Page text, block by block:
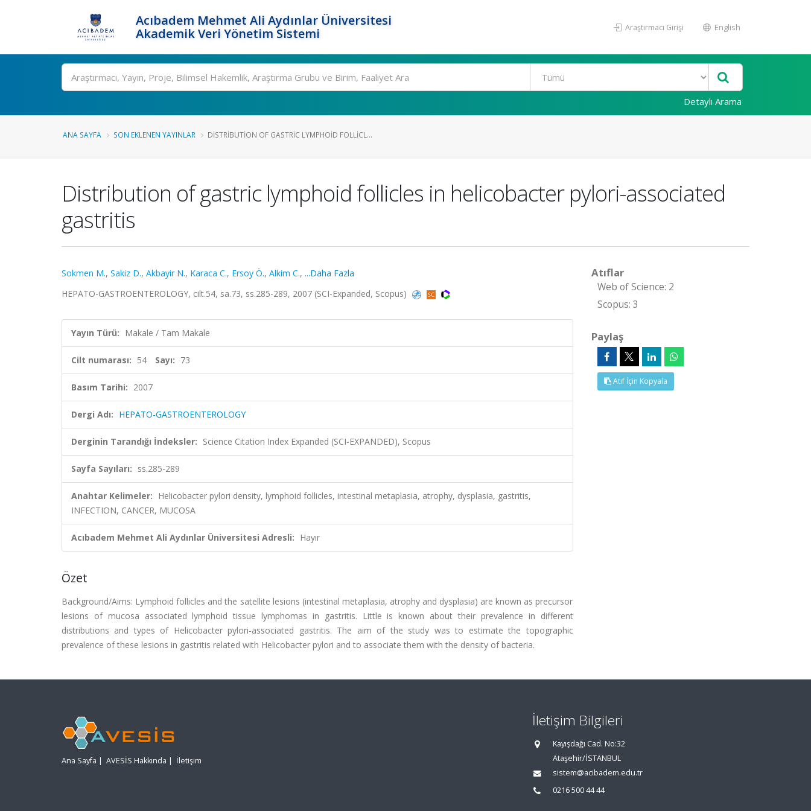
Acıbadem Mehmet Ali Aydınlar Üniversitesi
Akademik Veri Yönetim Sistemi
Araştırmacı Girişi English
Ara
Detaylı Arama
ANA SAYFA SON EKLENEN YAYINLAR DISTRIBUTION OF GASTRIC LYMPHOID FOLLICL...
Distribution of gastric lymphoid follicles in helicobacter pylori-associated
gastritis
Sokmen M., Sakiz D., Akbayir N., Karaca C., Ersoy Ö., Alkim C., ...Daha Fazla
HEPATO-GASTROENTEROLOGY, cilt.54, sa.73, ss.285-289, 2007 (SCI-Expanded, Scopus)
Yayın Türü: Makale / Tam Makale
Cilt numarası: 54 Sayı: 73
Basım Tarihi: 2007
Dergi Adı: HEPATO-GASTROENTEROLOGY
Derginin Tarandığı İndeksler: Science Citation Index Expanded (SCI-EXPANDED), Scopus
Sayfa Sayıları: ss.285-289
Anahtar Kelimeler: Helicobacter pylori density, lymphoid follicles, intestinal metaplasia, atrophy, dysplasia, gastritis,
INFECTION, CANCER, MUCOSA
Acıbadem Mehmet Ali Aydınlar Üniversitesi Adresli: Hayır
Özet
Background/Aims: Lymphoid follicles and the satellite lesions (intestinal metaplasia, atrophy and dysplasia) are known as precursor
lesions of mucosa associated lymphoid tissue lymphomas in gastritis. Little is known about their prevalence in different
distributions and types of Helicobacter pylori-associated gastritis. The aim of the study was to estimate the topographic
prevalence of these lesions in gastritis related with Helicobacter pylori and to associate them with the density of bacteria.
Atıflar
Web of Science: 2
Scopus: 3
Paylaş
Atıf İçin Kopyala
Ana Sayfa | AVESİS Hakkında | İletişim
İletişim Bilgileri
Kayışdağı Cad. No:32
Ataşehir/İSTANBUL
sistem@acibadem.edu.tr
0216 500 44 44